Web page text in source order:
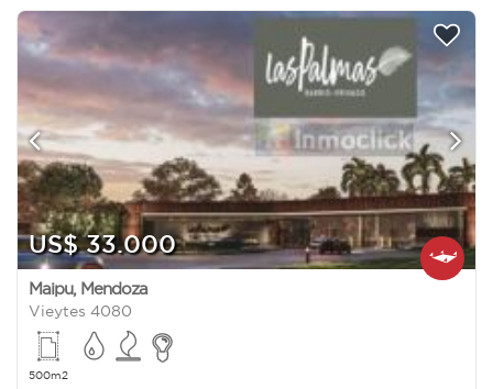
US$ 33.000
Maipu, Mendoza
Vieytes 4080
500m2